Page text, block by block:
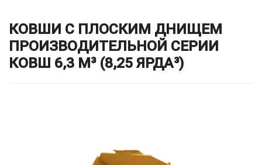
КОВШИ С ПЛОСКИМ ДНИЩЕМ
ПРОИЗВОДИТЕЛЬНОЙ СЕРИИ
КОВШ 6,3 М³ (8,25 ЯРДА³)